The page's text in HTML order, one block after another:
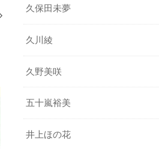
久保田未夢
久川綾
久野美咲
五十嵐裕美
井上ほの花